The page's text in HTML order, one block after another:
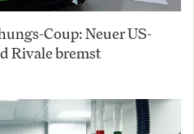
Coup: Neuer US-
Rivale bremst